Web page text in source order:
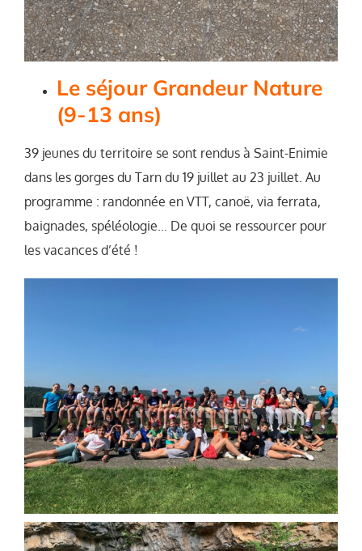
Le séjour Grandeur Nature
(9-13 ans)
39 jeunes du territoire se sont rendus à Saint-Enimie
dans les gorges du Tarn du 19 juillet au 23 juillet. Au
programme : randonnée en VTT, canoë, via ferrata,
baignades, spéléologie… De quoi se ressourcer pour
les vacances d’été !